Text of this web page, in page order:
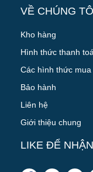
VỀ CHÚNG
Kho hàng
Hình thức thanh
Các hình thức mua
Bảo hành
Liên hệ
Giới thiệu chung
LIKE ĐỂ